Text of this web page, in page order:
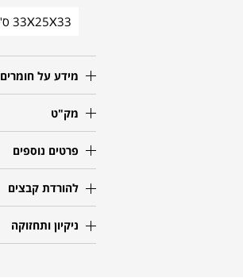
33X25X33 ס"מ
מידע על חומרים
מק"ט
פרטים נוספים
להורדת קבצים
ניקיון ותחזוקה